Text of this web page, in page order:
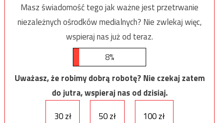
Masz świadomość tego jak ważne jest przetrwanie
niezależnych ośrodków medialnych? Nie zwlekaj więc,
wspieraj nas już od teraz.
8%
Uważasz, że robimy dobrą robotę? Nie czekaj zatem
do jutra, wspieraj nas od dzisiaj.
30 zł
50 zł 100 zł